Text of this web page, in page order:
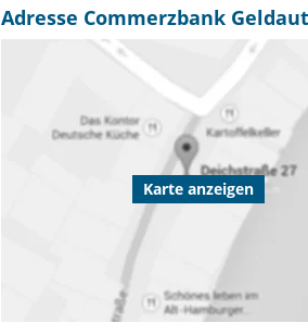
Adresse Commerzbank
Karte anzeigen